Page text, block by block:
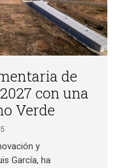
de
con una
Verde
y
García, ha